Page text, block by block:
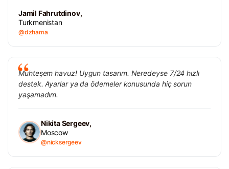
Jamil Fahrutdinov,
Turkmenistan
@dzhama
Muhteşem havuz! Uygun tasarım. Neredeyse 7/24 hızlı
destek. Ayarlar ya da ödemeler konusunda hiç sorun
yaşamadım.
Nikita Sergeev,
Moscow
@nicksergeev